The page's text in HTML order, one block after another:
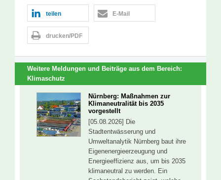
teilen E-Mail
drucken/PDF
Weitere Meldungen und Beiträge aus dem Bereich:
Klimaschutz
Nürnberg: Maßnahmen zur
Klimaneutralität bis 2035
vorgestellt
[05.08.2026] Die
Stadtentwässerung und
Umweltanalytik Nürnberg baut ihre
Eigenenergieerzeugung und
Energieeffizienz aus, um bis 2035
klimaneutral zu werden. Ein